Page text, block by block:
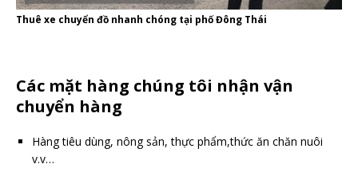
Thuê xe chuyển đồ nhanh chóng tại phố Đông Thái
Các mặt hàng chúng tôi nhận vận
chuyển hàng
Hàng tiêu dùng, nông sản, thực phẩm,thức ăn chăn nuôi
v.v…